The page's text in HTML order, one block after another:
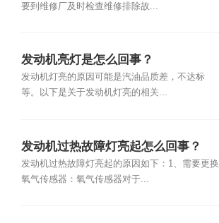
要到维修厂及时检查维修排除故...
发动机亮灯是怎么回事？
发动机灯亮的原因可能是汽油品质差，不达标
等。以下是关于发动机灯亮的相关...
发动机过热故障灯亮起怎么回事？
发动机过热故障灯亮起的原因如下：1、需要更换
氧气传感器：氧气传感器对于...